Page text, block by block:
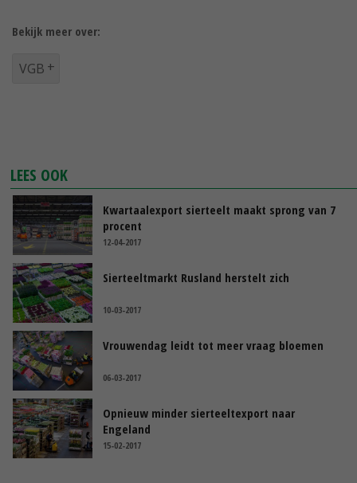
Bekijk meer over:
VGB
LEES OOK
Kwartaalexport sierteelt maakt sprong van 7
procent
12-04-2017
Sierteeltmarkt Rusland herstelt zich
10-03-2017
Vrouwendag leidt tot meer vraag bloemen
06-03-2017
Opnieuw minder sierteeltexport naar
Engeland
15-02-2017